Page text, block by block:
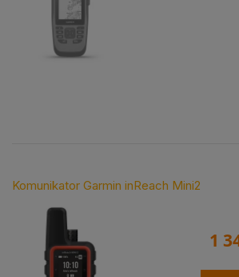
Komunikator Garmin inReach Mini2
1